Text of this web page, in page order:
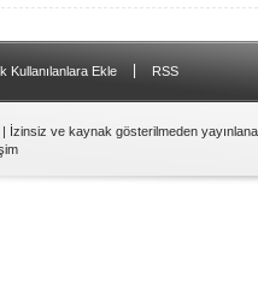
Kullanılanlara Ekle RSS
| İzinsiz ve kaynak gösterilmeden